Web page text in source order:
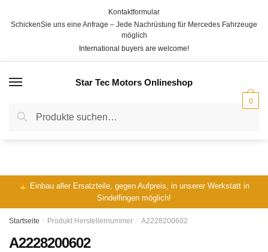
Kontaktformular
SchickenSie uns eine Anfrage – Jede Nachrüstung für Mercedes Fahrzeuge
möglich
International buyers are welcome!
Star Tec Motors Onlineshop
Suche
nach:
Suche
0
Einbau aller Ersatzteile, gegen Aufpreis, in unserer Werkstatt in
Sindelfingen möglich!
Startseite / Produkt Herstellernummer / A2228200602
A2228200602